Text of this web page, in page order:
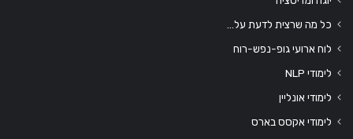
כל מה שרצית לדעת על…
לוח ארועי גופ-נפש-רוח
לימודי NLP
לימודי אונליין
לימודי אקסס בארס